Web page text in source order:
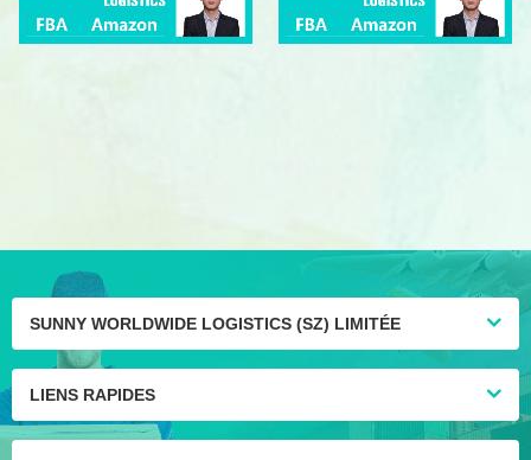
SUNNY WORLDWIDE LOGISTICS (SZ) LIMITÉE
LIENS RAPIDES